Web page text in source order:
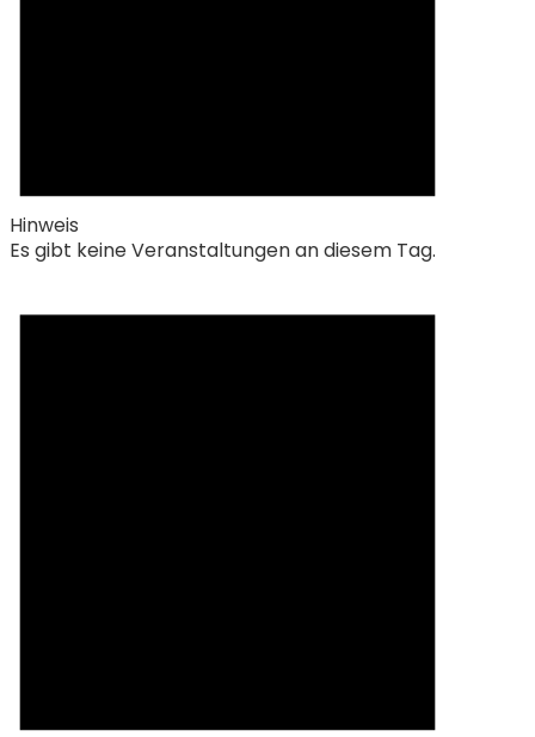
Hinweis
Es gibt keine Veranstaltungen an diesem Tag.